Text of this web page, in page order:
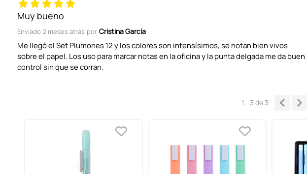
ENVIAR COMENTARIO
Muy bueno
Enviado 2 meses atrás por Cristina García
Me llegó el Set Plumones 12 y los colores son intensísimos, se notan bien vivos
sobre el papel. Los uso para marcar notas en la oficina y la punta delgada me da buen
control sin que se corran.
1 - 3de 3